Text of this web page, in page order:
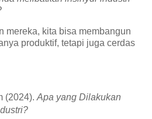
mereka, kita bisa membangun
produktif, tetapi juga cerdas
(2024). Apa yang Dilakukan